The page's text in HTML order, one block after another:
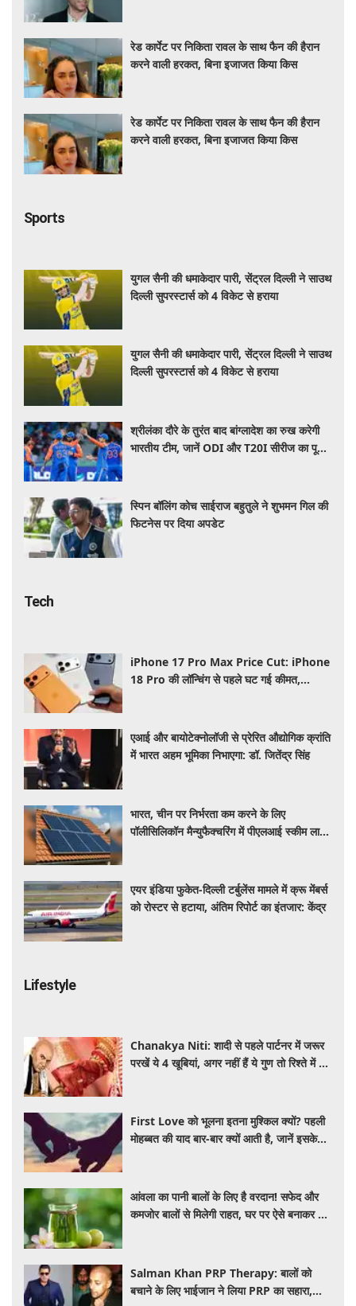
रेड कार्पेट पर निकिता रावल के साथ फैन की हैरान
करने वाली हरकत, बिना इजाजत किया किस
रेड कार्पेट पर निकिता रावल के साथ फैन की हैरान
करने वाली हरकत, बिना इजाजत किया किस
Sports
युगल सैनी की धमाकेदार पारी, सेंट्रल दिल्ली ने साउथ
दिल्ली सुपरस्टार्स को 4 विकेट से हराया
युगल सैनी की धमाकेदार पारी, सेंट्रल दिल्ली ने साउथ
दिल्ली सुपरस्टार्स को 4 विकेट से हराया
श्रीलंका दौरे के तुरंत बाद बांग्लादेश का रुख करेगी
भारतीय टीम, जानें ODI और T20I सीरीज का पूरा
स्पिन बॉलिंग कोच साईराज बहुतुले ने शुभमन गिल की
फिटनेस पर दिया अपडेट
Tech
iPhone 17 Pro Max Price Cut: iPhone
18 Pro की लॉन्चिंग से पहले घट गई कीमत,
एआई और बायोटेक्नोलॉजी से प्रेरित औद्योगिक क्रांति
में भारत अहम भूमिका निभाएगा: डॉ. जितेंद्र सिंह
भारत, चीन पर निर्भरता कम करने के लिए
पॉलीसिलिकॉन मैन्युफैक्चरिंग में पीएलआई स्कीम लाने
एयर इंडिया फुकेत-दिल्ली टर्बुलेंस मामले में क्रू मेंबर्स
को रोस्टर से हटाया, अंतिम रिपोर्ट का इंतजार: केंद्र
Lifestyle
Chanakya Niti: शादी से पहले पार्टनर में जरूर
परखें ये 4 खूबियां, अगर नहीं हैं ये गुण तो रिश्ते में बढ़
First Love को भूलना इतना मुश्किल क्यों? पहली
मोहब्बत की याद बार-बार क्यों आती है, जानें इसके
आंवला का पानी बालों के लिए है वरदान! सफेद और
कमजोर बालों से मिलेगी राहत, घर पर ऐसे बनाकर करें
Salman Khan PRP Therapy: बालों को
बचाने के लिए भाईजान ने लिया PRP का सहारा,